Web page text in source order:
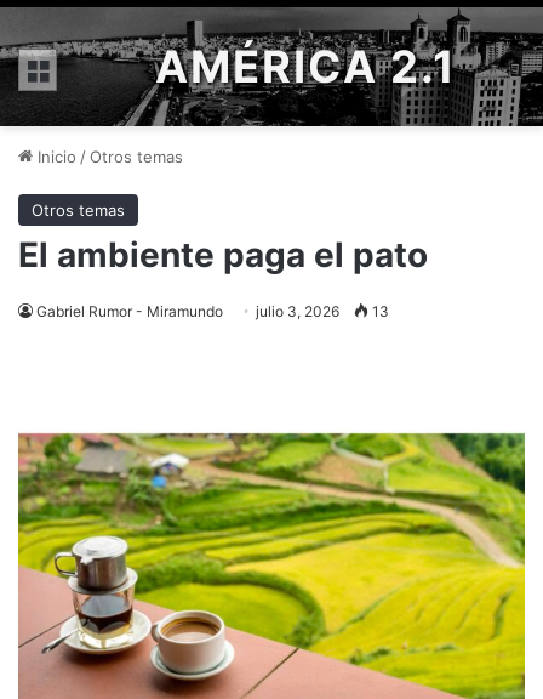
Menú AMÉRICA 2.1
Inicio /Otros temas
Otros temas
El ambiente paga el pato
Gabriel Rumor - Miramundo julio 3, 2026 13